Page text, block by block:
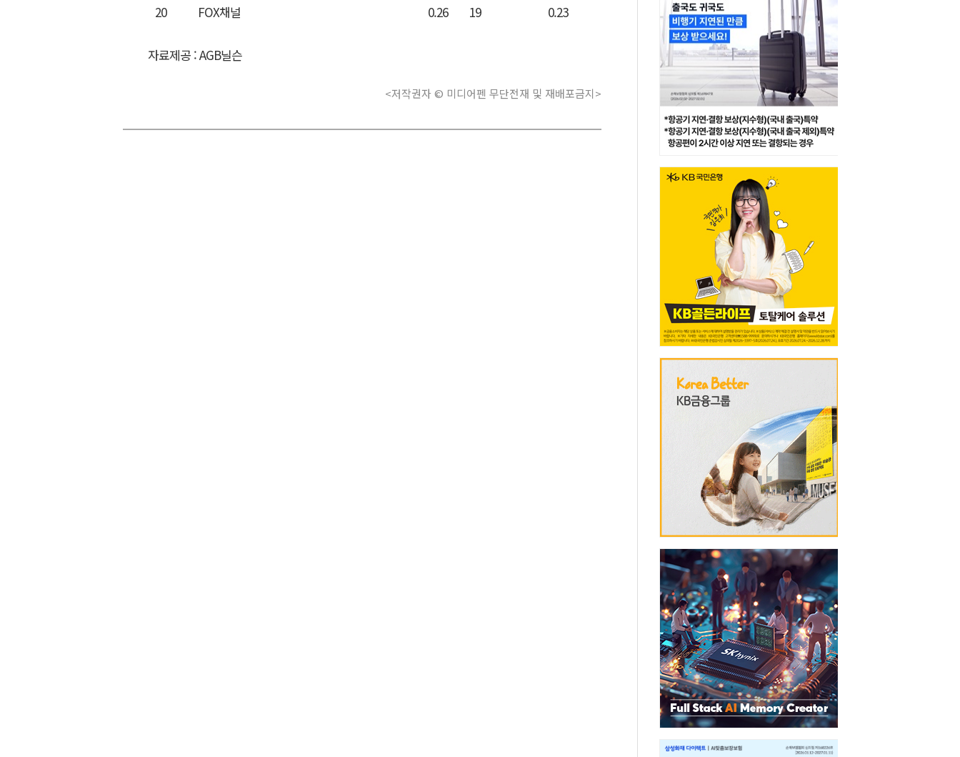
20
FOX채널 0.26 19 0.23
자료제공 : AGB닐슨
<저작권자 © 미디어펜 무단전재 및 재배포금지>